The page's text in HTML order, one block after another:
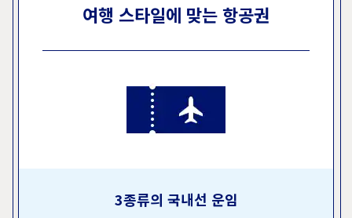
여행 스타일에 맞는 항공권
3종류의 국내선 운임